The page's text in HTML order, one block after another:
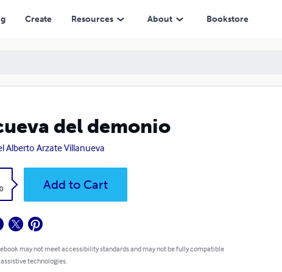
Create Resources About Bookstore
del demonio
Alberto Arzate Villanueva
Add to Cart
may not meet accessibility standards and may not be fully compatible
technologies.